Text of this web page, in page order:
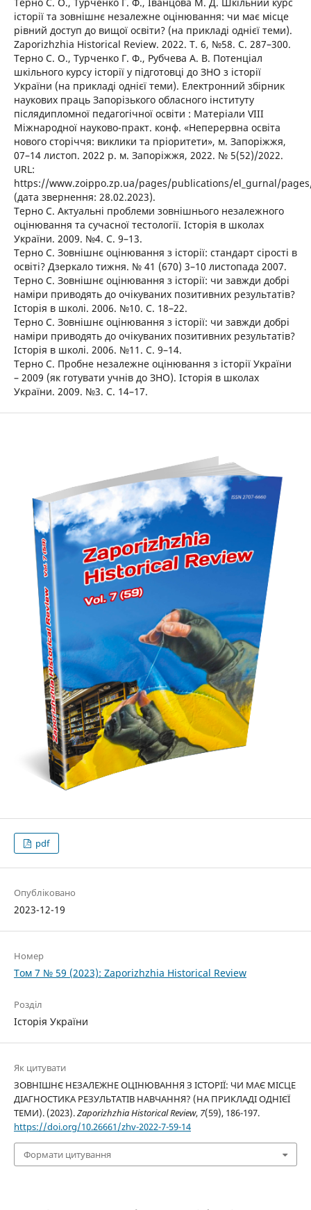
історії та зовнішнє незалежне оцінювання: чи має місце
рівний доступ до вищої освіти? (на прикладі однієї теми).
Zaporizhzhia Historical Review. 2022. Т. 6, №58. С. 287–300.
Терно С. О., Турченко Г. Ф., Рубчева А. В. Потенціал
шкільного курсу історії у підготовці до ЗНО з історії
України (на прикладі однієї теми). Електронний збірник
наукових праць Запорізького обласного інституту
післядипломної педагогічної освіти : Матеріали VІІІ
Міжнародної науково-практ. конф. «Неперервна освіта
нового сторіччя: виклики та пріоритети», м. Запоріжжя,
07–14 листоп. 2022 р. м. Запоріжжя, 2022. № 5(52)/2022.
URL:
https://www.zoippo.zp.ua/pages/publications/el_gurnal/
(дата звернення: 28.02.2023).
Терно С. Актуальні проблеми зовнішнього незалежного
оцінювання та сучасної тестології. Історія в школах
України. 2009. №4. С. 9–13.
Терно С. Зовнішнє оцінювання з історії: стандарт сірості в
освіті? Дзеркало тижня. № 41 (670) 3–10 листопада 2007.
Терно С. Зовнішнє оцінювання з історії: чи завжди добрі
наміри приводять до очікуваних позитивних результатів?
Історія в школі. 2006. №10. С. 18–22.
Терно С. Зовнішнє оцінювання з історії: чи завжди добрі
наміри приводять до очікуваних позитивних результатів?
Історія в школі. 2006. №11. С. 9–14.
Терно С. Пробне незалежне оцінювання з історії України
– 2009 (як готувати учнів до ЗНО). Історія в школах
України. 2009. №3. С. 14–17.
pdf
Опубліковано
2023-12-19
Номер
Том 7 № 59 (2023): Zaporizhzhia Historical Review
Розділ
Історія України
Як цитувати
ЗОВНІШНЄ НЕЗАЛЕЖНЕ ОЦІНЮВАННЯ З ІСТОРІЇ: ЧИ МАЄ МІСЦЕ
ДІАГНОСТИКА РЕЗУЛЬТАТІВ НАВЧАННЯ? (НА ПРИКЛАДІ ОДНІЄЇ
ТЕМИ). (2023).Zaporizhzhia Historical Review, 7(59), 186-197.
https://doi.org/10.26661/zhv-2022-7-59-14
Формати цитування